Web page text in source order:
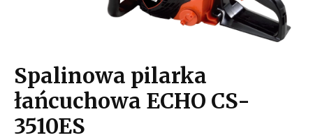
Spalinowa pilarka
łańcuchowa ECHO CS-
3510ES